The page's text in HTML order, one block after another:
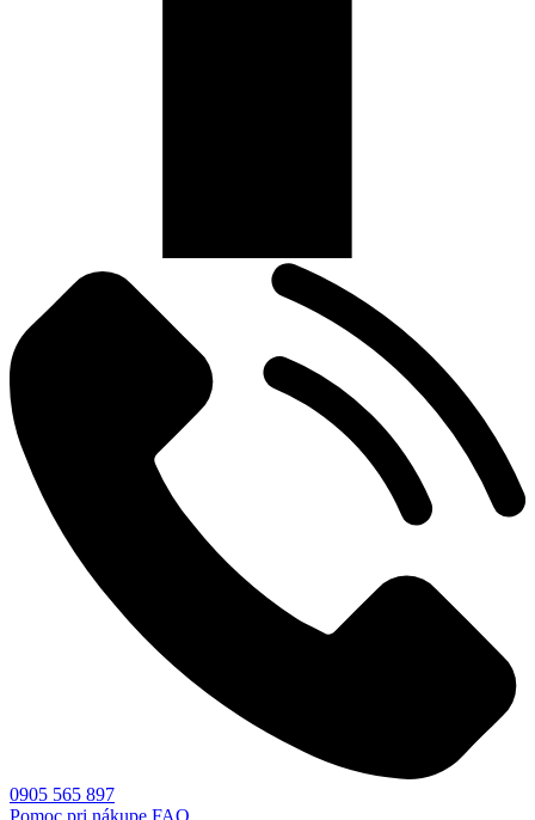
0905 565 897
Pomoc pri nákupe FAQ